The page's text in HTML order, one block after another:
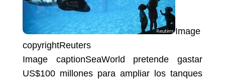
Image
copyrightReuters
Image captionSeaWorld pretende gastar
US$100 millones para ampliar los tanques